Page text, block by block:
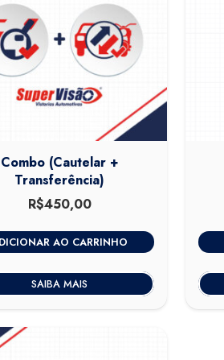
Combo (Cautelar +
Transferência)
R$450,00
AO CARRINHO
SAIBA MAIS